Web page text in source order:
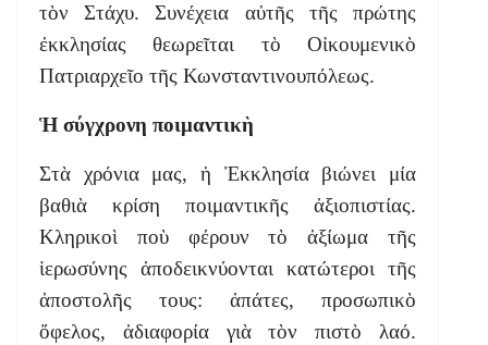
τὸν Στάχυ. Συνέχεια αὐτῆς τῆς πρώτης
ἐκκλησίας θεωρεῖται τὸ Οἰκουμενικὸ
Πατριαρχεῖο τῆς Κωνσταντινουπόλεως.
Ἡ σύγχρονη ποιμαντικὴ
Στὰ χρόνια μας, ἡ Ἐκκλησία βιώνει μία
βαθιὰ κρίση ποιμαντικῆς ἀξιοπιστίας.
Κληρικοὶ ποὺ φέρουν τὸ ἀξίωμα τῆς
ἱερωσύνης ἀποδεικνύονται κατώτεροι τῆς
ἀποστολῆς τους: ἀπάτες, προσωπικὸ
ὄφελος, ἀδιαφορία γιὰ τὸν πιστὸ λαό.